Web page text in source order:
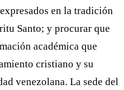
en la tradición
Santo; y procurar que
académica que
cristiano y su
venezolana. La sede del